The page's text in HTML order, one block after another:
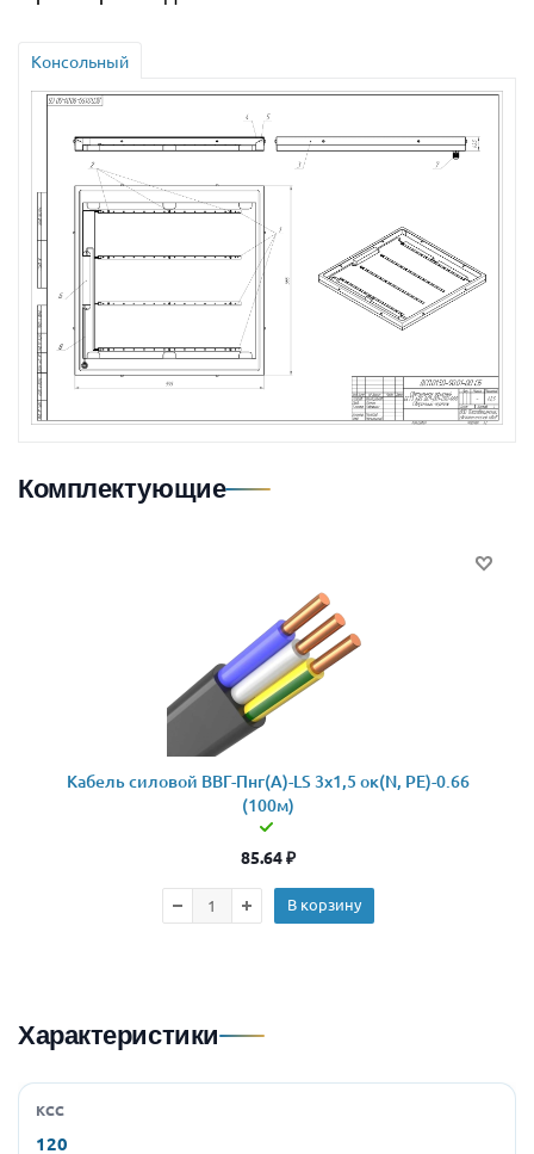
Консольный
Комплектующие
Кабель силовой ВВГ-Пнг(А)-LS 3x1,5 ок(N, PE)-0.66
(100м)
85.64₽
В корзину
Характеристики
КСС
120